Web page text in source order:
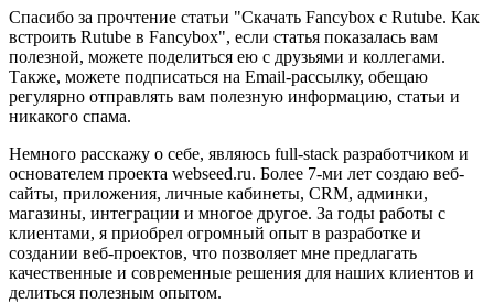
Спасибо за прочтение статьи "Скачать Fancybox с Rutube. Как
встроить Rutube в Fancybox", если статья показалась вам
полезной, можете поделиться ею с друзьями и коллегами.
Также, можете подписаться на Email-рассылку, обещаю
регулярно отправлять вам полезную информацию, статьи и
никакого спама.
Немного расскажу о себе, являюсь full-stack разработчиком и
основателем проекта webseed.ru. Более 7-ми лет создаю веб-
сайты, приложения, личные кабинеты, CRM, админки,
магазины, интеграции и многое другое. За годы работы с
клиентами, я приобрел огромный опыт в разработке и
создании веб-проектов, что позволяет мне предлагать
качественные и современные решения для наших клиентов и
делиться полезным опытом.